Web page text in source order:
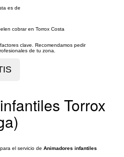
es de
cobrar en Torrox Costa
clave. Recomendamos pedir
de tu zona.
Torrox
el servicio de Animadores infantiles